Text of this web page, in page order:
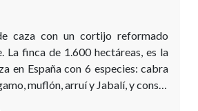
caza con un cortijo reformado
La finca de 1.600 hectáreas, es la
en España con 6 especies: cabra
muflón, arruí y Jabalí, y consta